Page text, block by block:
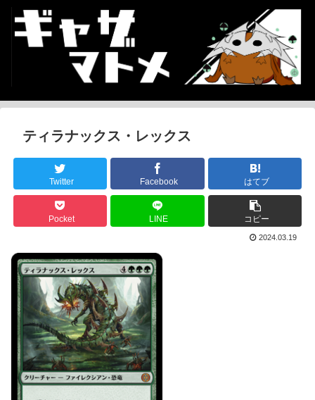
ティラナックス・レックス
Twitter Facebook はてブ
Pocket LINE コピー
2024.03.19